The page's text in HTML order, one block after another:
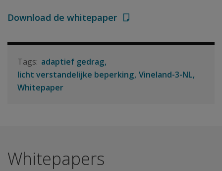
Download de whitepaper
adaptief gedrag
licht verstandelijke beperking Vineland-3-NL
Whitepaper
Whitepapers